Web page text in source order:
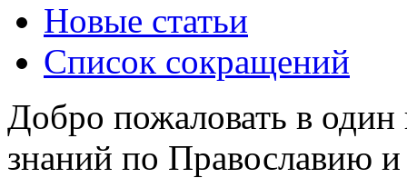
Новые статьи
Список сокращений
Добро пожаловать в
знаний по Православию